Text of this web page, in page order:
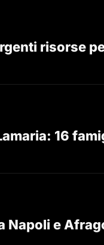
risorse
16
Napoli e